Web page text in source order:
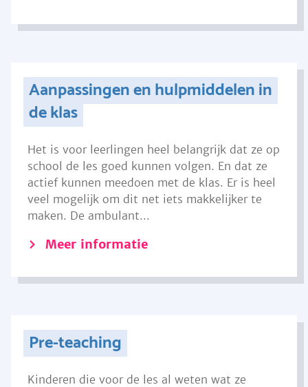
Aanpassingen en hulpmiddelen in
de klas
Het is voor leerlingen heel belangrijk dat ze op
school de les goed kunnen volgen. En dat ze
actief kunnen meedoen met de klas. Er is heel
veel mogelijk om dit net iets makkelijker te
maken. De ambulant...
Meer informatie
Pre-teaching
Kinderen die voor de les al weten wat ze